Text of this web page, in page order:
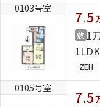
シャーメゾンライフ
らくらくプラチナ
0103号室
7.5
敷 1
1LDK
ZEH
0105号室
7.5